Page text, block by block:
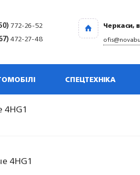
772-26-52
472-27-48
Черкаси,
СПЕЦТЕХНІКА
4HG1